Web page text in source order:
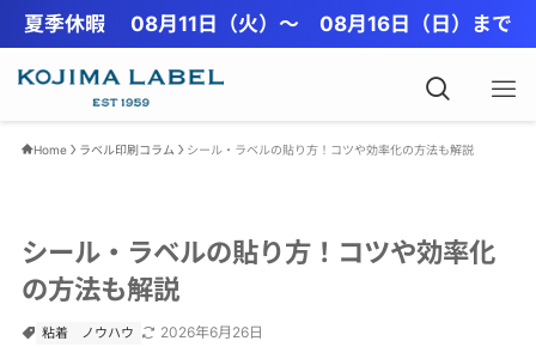
夏季休暇 08月11日（火）〜 08月16日（日）まで
Home ラベル印刷コラム シール・ラベルの貼り方！コツや効率化の方法も解説
シール・ラベルの貼り方！コツや効率化
の方法も解説
粘着 ノウハウ 2026年6月26日